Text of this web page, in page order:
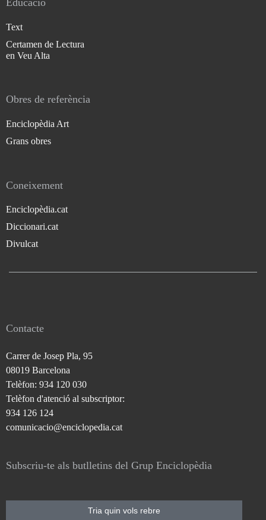
Educació
Text
Certamen de Lectura
en Veu Alta
Obres de referència
Enciclopèdia Art
Grans obres
Coneixement
Enciclopèdia.cat
Diccionari.cat
Divulcat
Contacte
Carrer de Josep Pla, 95
08019 Barcelona
Telèfon: 934 120 030
Telèfon d'atenció al subscriptor:
934 126 124
comunicacio@enciclopedia.cat
Subscriu-te als butlletins del Grup Enciclopèdia
Tria quin vols rebre